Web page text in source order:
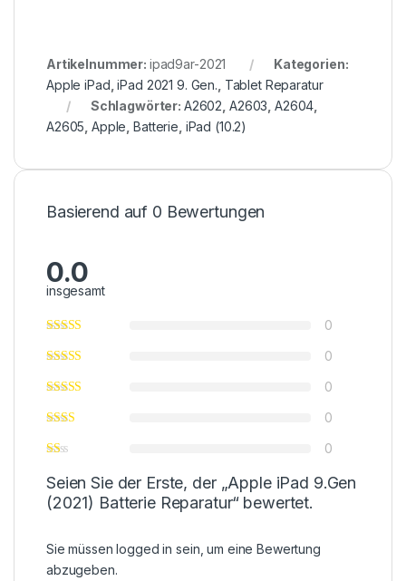
Artikelnummer: ipad9ar-2021
Kategorien:
Apple iPad ,iPad 2021 9. Gen. Tablet Reparatur
Schlagwörter: A2602 A2603 A2604
A2605 ,Apple ,Batterie iPad (10.2)
Basierend auf 0 Bewertungen
0.0
insgesamt
0
0
0
0
0
Seien Sie der Erste, der „Apple iPad 9.Gen
(2021) Batterie Reparatur“ bewertet.
Sie müssenlogged in sein, um eine Bewertung
abzugeben.